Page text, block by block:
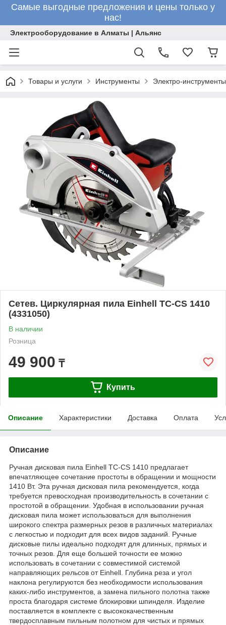
Самые выгодные предложения и цены только у
нас!
Электрооборудование в Алматы | Альянс
Товары и услуги Инструменты Электро-
Сетев. Циркулярная пила Einhell TC-CS 1410
(4331050)
В наличии
Розница
49 900 ₸
Купить
Описание Характеристики Доставка Оплата
Описание
Ручная дисковая пила Einhell TC-CS 1410 предлагает
впечатляющее сочетание простоты в обращении и мощности
1410 Вт. Эта ручная дисковая пила рекомендуется, когда
требуется превосходная производительность в сочетании с
простотой в обращении. Удобная в использовании ручная
дисковая пила может использоваться для выполнения
широкого спектра размерных резов в различных материалах
с легкостью и подходит для всех видов заданий. Ручные
дисковые пилы идеально подходят для длинных, прямых и
точных резов. Для еще большей точности ее можно
использовать в сочетании с совместимой системой
направляющих рельсов от Einhell. Глубина реза и угол
наклона регулируются без необходимости использования
каких-либо инструментов, а замена пильного полотна также
проста благодаря системе блокировки шпинделя. Изделие
поставляется в комплекте с высококачественным
твердосплавным пильным полотном для чистых и прямых